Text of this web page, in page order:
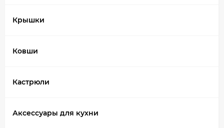
Крышки
Ковши
Кастрюли
Аксессуары для кухни